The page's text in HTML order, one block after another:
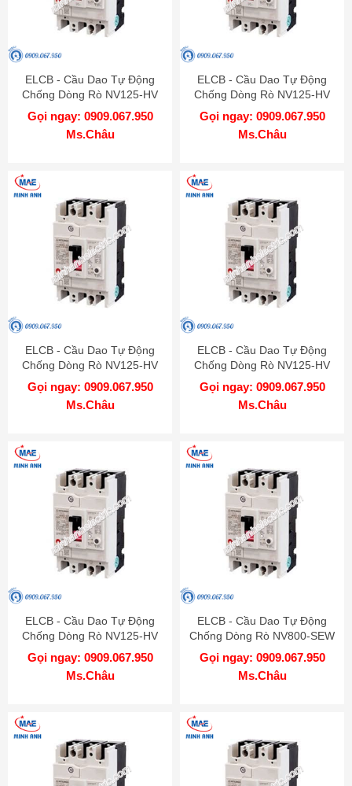
ELCB - Cầu Dao Tự Động
Chống Dòng Rò NV125-HV
3P 60A 50kA 1.2.500mA TD
MITSUBISHI
Gọi ngay: 0909.067.950
Ms.Châu
ELCB - Cầu Dao Tự Động
Chống Dòng Rò NV125-HV
3P 50A 50kA 1.2.500mA TD
MITSUBISHI
Gọi ngay: 0909.067.950
Ms.Châu
ELCB - Cầu Dao Tự Động
Chống Dòng Rò NV125-HV
3P 40A 50kA 1.2.500mA TD
MITSUBISHI
Gọi ngay: 0909.067.950
Ms.Châu
ELCB - Cầu Dao Tự Động
Chống Dòng Rò NV125-HV
3P 30A 50kA 1.2.500mA TD
MITSUBISHI
Gọi ngay: 0909.067.950
Ms.Châu
ELCB - Cầu Dao Tự Động
Chống Dòng Rò NV125-HV
3P 20A 50kA 1.2.500mA TD
MITSUBISHI
Gọi ngay: 0909.067.950
Ms.Châu
ELCB - Cầu Dao Tự Động
Chống Dòng Rò NV800-SEW
3P 800A 50kA 1.2.500mA TD
MITSUBISHI
Gọi ngay: 0909.067.950
Ms.Châu